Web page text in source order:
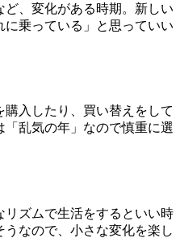
、変化がある時期。新しい
乗っている」と思っていい
入したり、買い替えをして
「乱気の年」なので慎重に選
ズムで生活をするといい時
なので、小さな変化を楽し